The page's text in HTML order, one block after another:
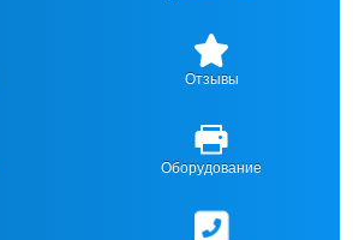
Отзывы
Оборудование